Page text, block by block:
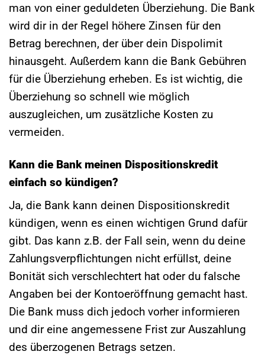
man von einer geduldeten Überziehung. Die Bank
wird dir in der Regel höhere Zinsen für den
Betrag berechnen, der über dein Dispolimit
hinausgeht. Außerdem kann die Bank Gebühren
für die Überziehung erheben. Es ist wichtig, die
Überziehung so schnell wie möglich
auszugleichen, um zusätzliche Kosten zu
vermeiden.
Kann die Bank meinen Dispositionskredit
einfach so kündigen?
Ja, die Bank kann deinen Dispositionskredit
kündigen, wenn es einen wichtigen Grund dafür
gibt. Das kann z.B. der Fall sein, wenn du deine
Zahlungsverpflichtungen nicht erfüllst, deine
Bonität sich verschlechtert hat oder du falsche
Angaben bei der Kontoeröffnung gemacht hast.
Die Bank muss dich jedoch vorher informieren
und dir eine angemessene Frist zur Auszahlung
des überzogenen Betrags setzen.